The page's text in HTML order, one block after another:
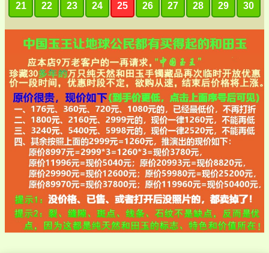
21 22 23 24 25 26 27 28 29 30